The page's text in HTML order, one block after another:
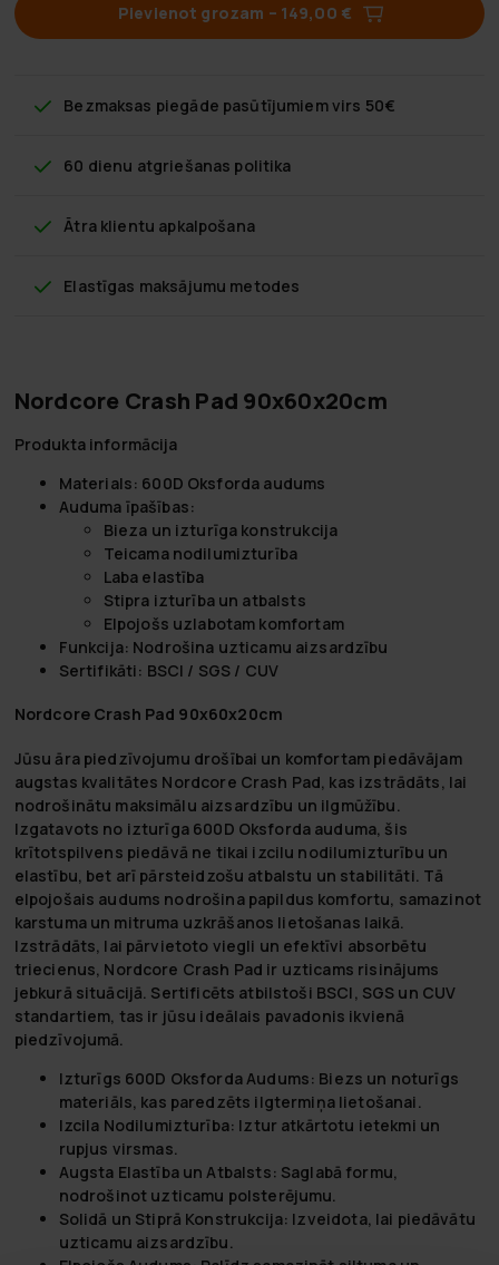
Pievienot grozam – 149,00 €
Bezmaksas piegāde pasūtījumiem virs 50€
60 dienu atgriešanas politika
Ātra klientu apkalpošana
Elastīgas maksājumu metodes
Nordcore Crash Pad 90x60x20cm
Produkta informācija
Materials: 600D Oksforda audums
Auduma īpašības:
Bieza un izturīga konstrukcija
Teicama nodilumizturība
Laba elastība
Stipra izturība un atbalsts
Elpojošs uzlabotam komfortam
Funkcija: Nodrošina uzticamu aizsardzību
Sertifikāti: BSCI / SGS / CUV
Nordcore Crash Pad 90x60x20cm
Jūsu āra piedzīvojumu drošībai un komfortam piedāvājam
augstas kvalitātes Nordcore Crash Pad, kas izstrādāts, lai
nodrošinātu maksimālu aizsardzību un ilgmūžību.
Izgatavots no izturīga 600D Oksforda auduma, šis
krītotspilvens piedāvā ne tikai izcilu nodilumizturību un
elastību, bet arī pārsteidzošu atbalstu un stabilitāti. Tā
elpojošais audums nodrošina papildus komfortu, samazinot
karstuma un mitruma uzkrāšanos lietošanas laikā.
Izstrādāts, lai pārvietoto viegli un efektīvi absorbētu
triecienus, Nordcore Crash Pad ir uzticams risinājums
jebkurā situācijā. Sertificēts atbilstoši BSCI, SGS un CUV
standartiem, tas ir jūsu ideālais pavadonis ikvienā
piedzīvojumā.
Izturīgs 600D Oksforda Audums: Biezs un noturīgs
materiāls, kas paredzēts ilgtermiņa lietošanai.
Izcila Nodilumizturība: Iztur atkārtotu ietekmi un
rupjus virsmas.
Augsta Elastība un Atbalsts: Saglabā formu,
nodrošinot uzticamu polsterējumu.
Solidā un Stiprā Konstrukcija: Izveidota, lai piedāvātu
uzticamu aizsardzību.